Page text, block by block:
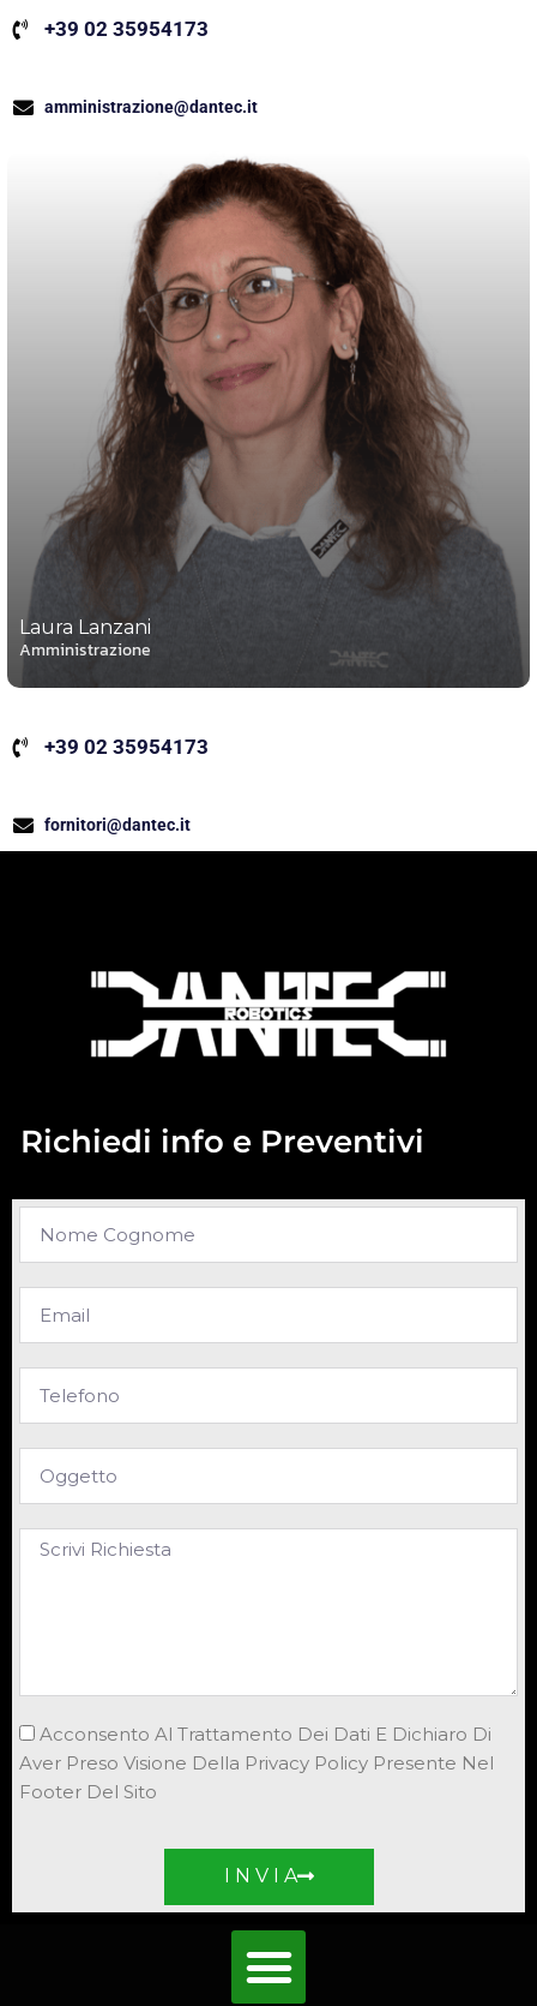
+39 02 35954173
amministrazione@dantec.it
Laura Lanzani
Amministrazione
+39 02 35954173
fornitori@dantec.it
Richiedi info e Preventivi
Acconsento Al Trattamento Dei Dati E Dichiaro Di
Aver Preso Visione Della Privacy Policy Presente Nel
Footer Del Sito
I N V I A